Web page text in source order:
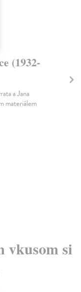
(1932-
a Jana
materiálem
vkusom si